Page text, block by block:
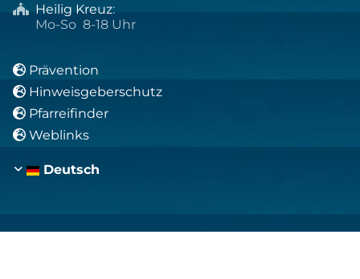
 Heilig Kreuz:
Mo-So 8-18 Uhr
 Prävention
 Hinweisgeberschutz
 Pfarreifinder
 Weblinks
Deutsch